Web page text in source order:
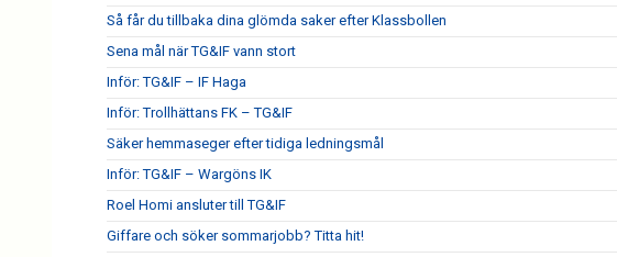
Så får du tillbaka dina glömda saker efter Klassbollen
Sena mål när TG&IF vann stort
Inför: TG&IF – IF Haga
Inför: Trollhättans FK – TG&IF
Säker hemmaseger efter tidiga ledningsmål
Inför: TG&IF – Wargöns IK
Roel Homi ansluter till TG&IF
Giffare och söker sommarjobb? Titta hit!